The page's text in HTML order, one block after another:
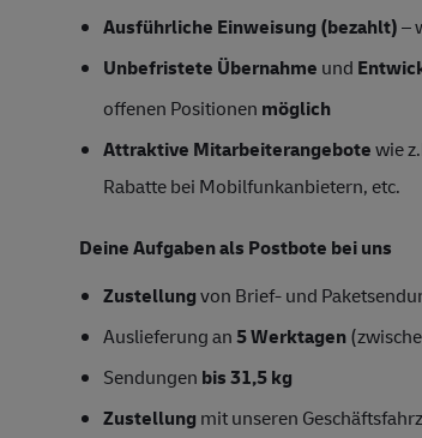
Ausführliche Einweisung (bezahlt)–
Unbefristete Übernahme und
offenen Positionen möglich
Attraktive Mitarbeiterangebotewie
Rabatte bei Mobilfunkanbietern, etc.
Deine Aufgaben als Postbote bei uns
Zustellungvon Brief- und
Auslieferung an5 Werktagen
Sendungen bis 31,5 kg
Zustellung mit unseren